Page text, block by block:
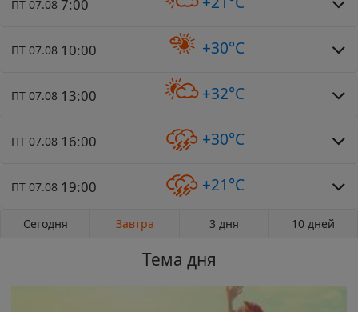
ПТ 07.08 7:00
ПТ 07.08 10:00 +30°C
ПТ 07.08 13:00 +32°C
ПТ 07.08 16:00 +30°C
ПТ 07.08 19:00 +21°C
Сегодня Завтра 3 дня 10 дней
Тема дня